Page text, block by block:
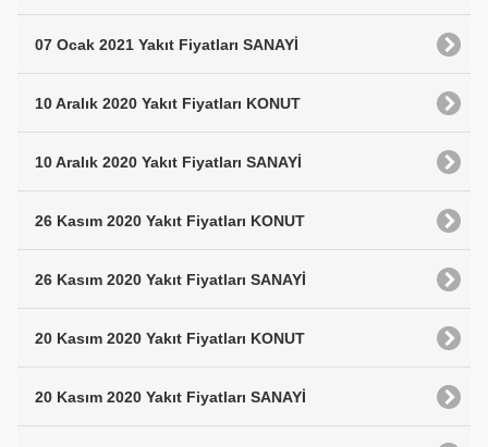
07 Ocak 2021 Yakıt Fiyatları SANAYİ
10 Aralık 2020 Yakıt Fiyatları KONUT
10 Aralık 2020 Yakıt Fiyatları SANAYİ
26 Kasım 2020 Yakıt Fiyatları KONUT
26 Kasım 2020 Yakıt Fiyatları SANAYİ
20 Kasım 2020 Yakıt Fiyatları KONUT
20 Kasım 2020 Yakıt Fiyatları SANAYİ